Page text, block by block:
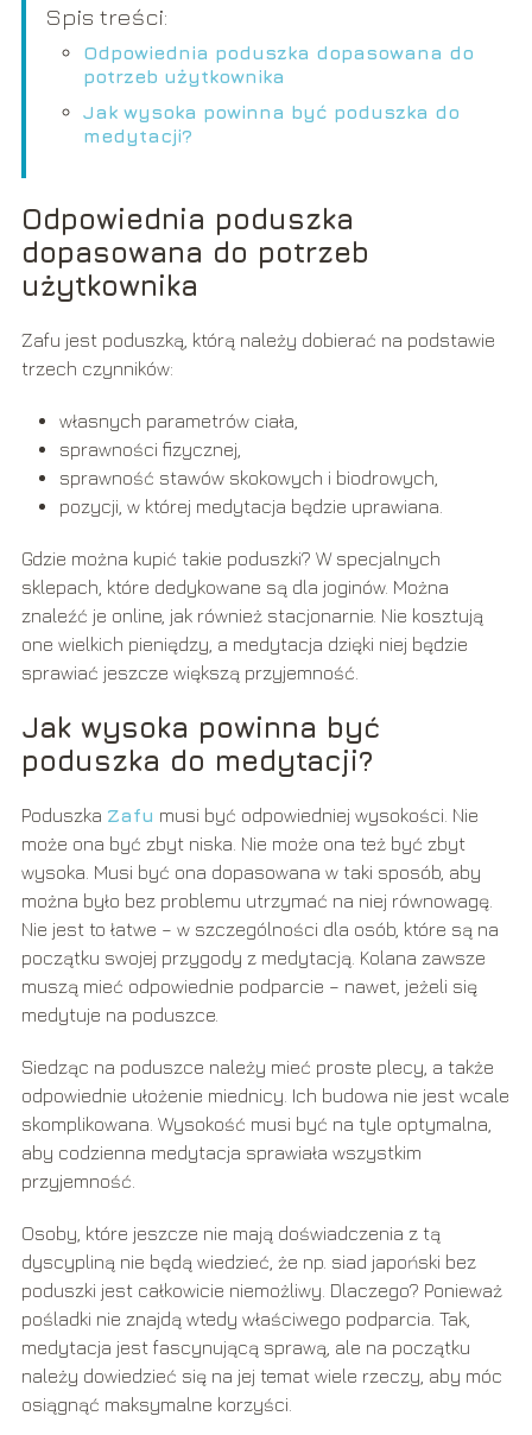
Spis treści:
Odpowiednia poduszka dopasowana do
potrzeb użytkownika
Jak wysoka powinna być poduszka do
medytacji?
Odpowiednia poduszka
dopasowana do potrzeb
użytkownika
Zafu jest poduszką, którą należy dobierać na podstawie
trzech czynników:
własnych parametrów ciała,
sprawności fizycznej,
sprawność stawów skokowych i biodrowych,
pozycji, w której medytacja będzie uprawiana.
Gdzie można kupić takie poduszki? W specjalnych
sklepach, które dedykowane są dla joginów. Można
znaleźć je online, jak również stacjonarnie. Nie kosztują
one wielkich pieniędzy, a medytacja dzięki niej będzie
sprawiać jeszcze większą przyjemność.
Jak wysoka powinna być
poduszka do medytacji?
Poduszka Zafu musi być odpowiedniej wysokości. Nie
może ona być zbyt niska. Nie może ona też być zbyt
wysoka. Musi być ona dopasowana w taki sposób, aby
można było bez problemu utrzymać na niej równowagę.
Nie jest to łatwe – w szczególności dla osób, które są na
początku swojej przygody z medytacją. Kolana zawsze
muszą mieć odpowiednie podparcie – nawet, jeżeli się
medytuje na poduszce.
Siedząc na poduszce należy mieć proste plecy, a także
odpowiednie ułożenie miednicy. Ich budowa nie jest wcale
skomplikowana. Wysokość musi być na tyle optymalna,
aby codzienna medytacja sprawiała wszystkim
przyjemność.
Osoby, które jeszcze nie mają doświadczenia z tą
dyscypliną nie będą wiedzieć, że np. siad japoński bez
poduszki jest całkowicie niemożliwy. Dlaczego? Ponieważ
pośladki nie znajdą wtedy właściwego podparcia. Tak,
medytacja jest fascynującą sprawą, ale na początku
należy dowiedzieć się na jej temat wiele rzeczy, aby móc
osiągnąć maksymalne korzyści.